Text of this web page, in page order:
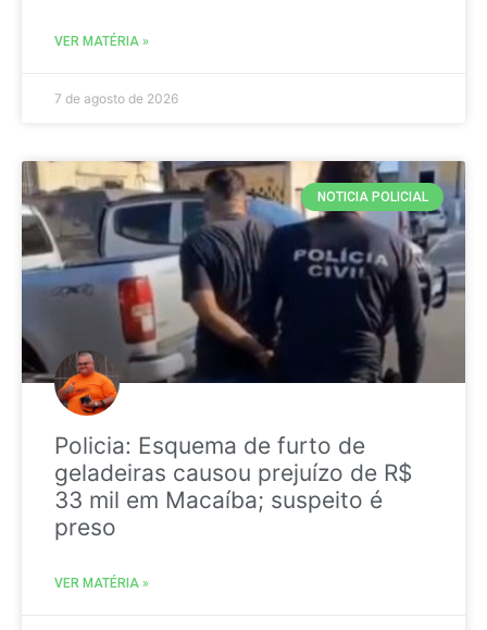
VER MATÉRIA »
7 de agosto de 2026
NOTICIA POLICIAL
Policia: Esquema de furto de
geladeiras causou prejuízo de R$
33 mil em Macaíba; suspeito é
preso
VER MATÉRIA »